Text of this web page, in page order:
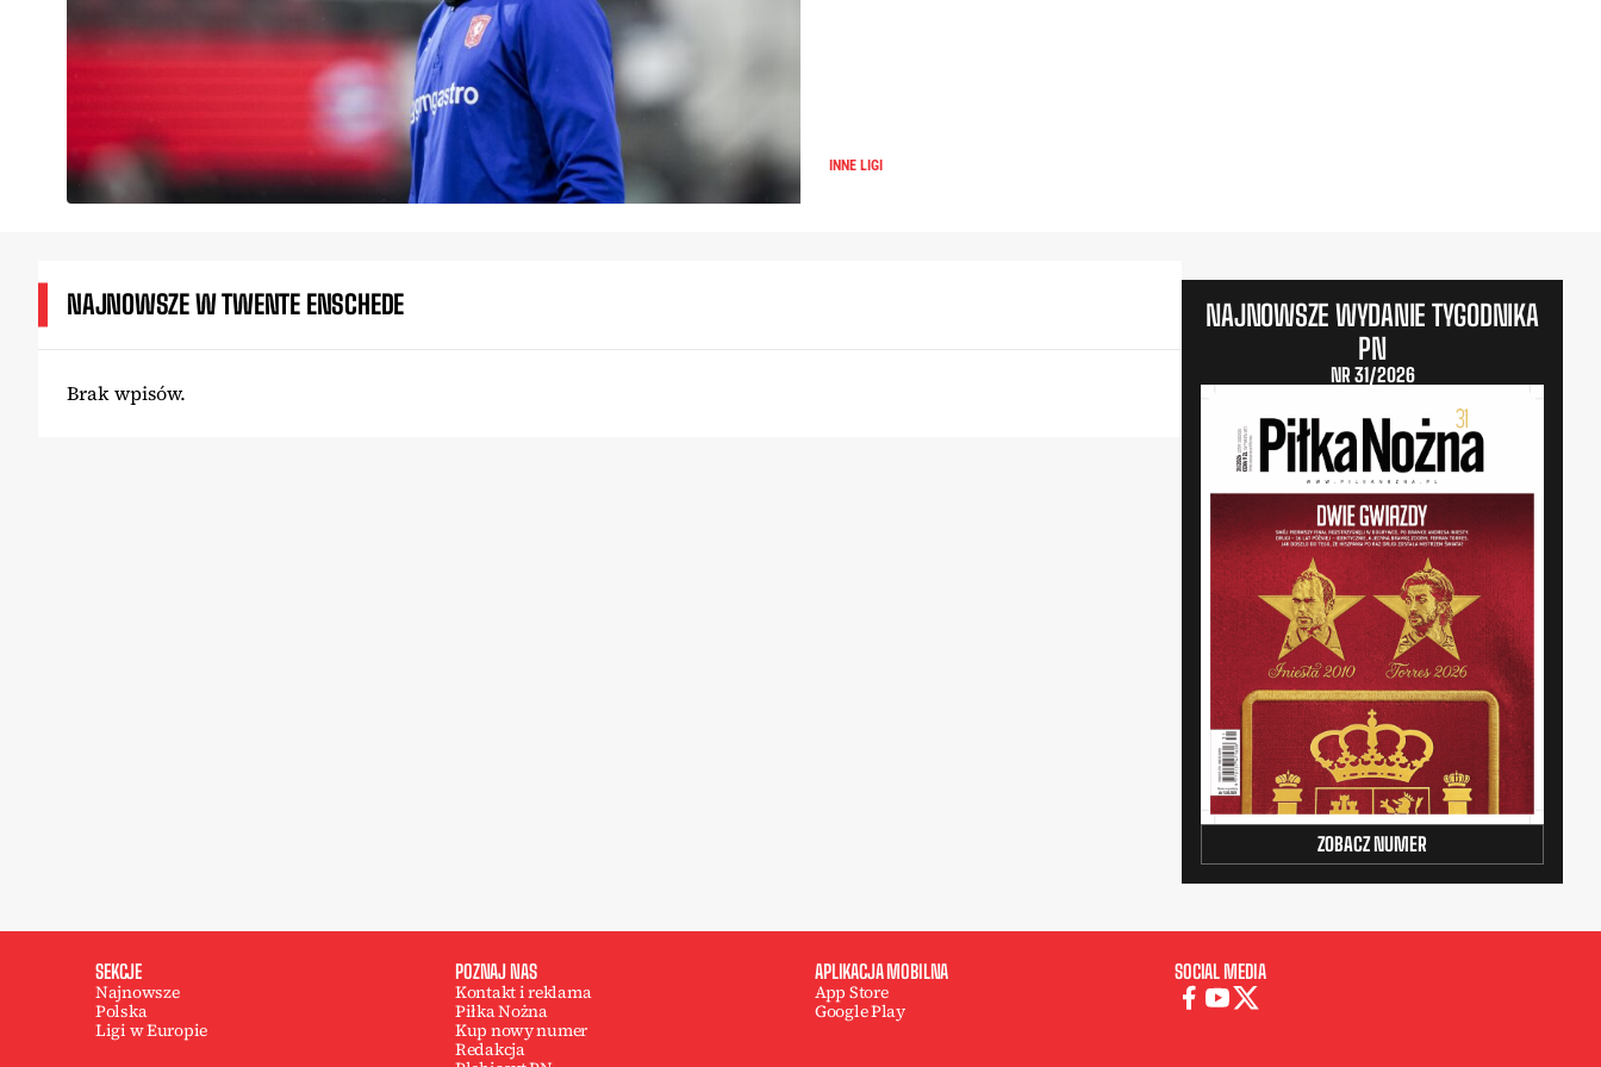
INNE LIGI
NAJNOWSZE W TWENTE ENSCHEDE
Brak wpisów.
NAJNOWSZE WYDANIE TYGODNIKA
PN
NR 31/2026
ZOBACZ NUMER
SEKCJE
Najnowsze
Polska
Ligi w Europie
POZNAJ NAS
Kontakt i reklama
Piłka Nożna
Kup nowy numer
Redakcja
APLIKACJA MOBILNA
App Store
Google Play
SOCIAL MEDIA